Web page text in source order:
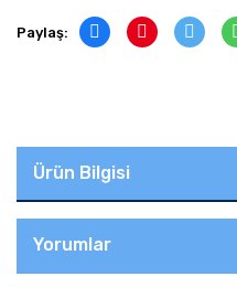
Paylaş:
Ürün Bilgisi
Yorumlar